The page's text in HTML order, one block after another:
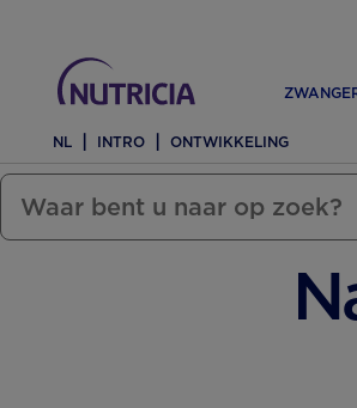
NL INTRO ONTWIKKELING